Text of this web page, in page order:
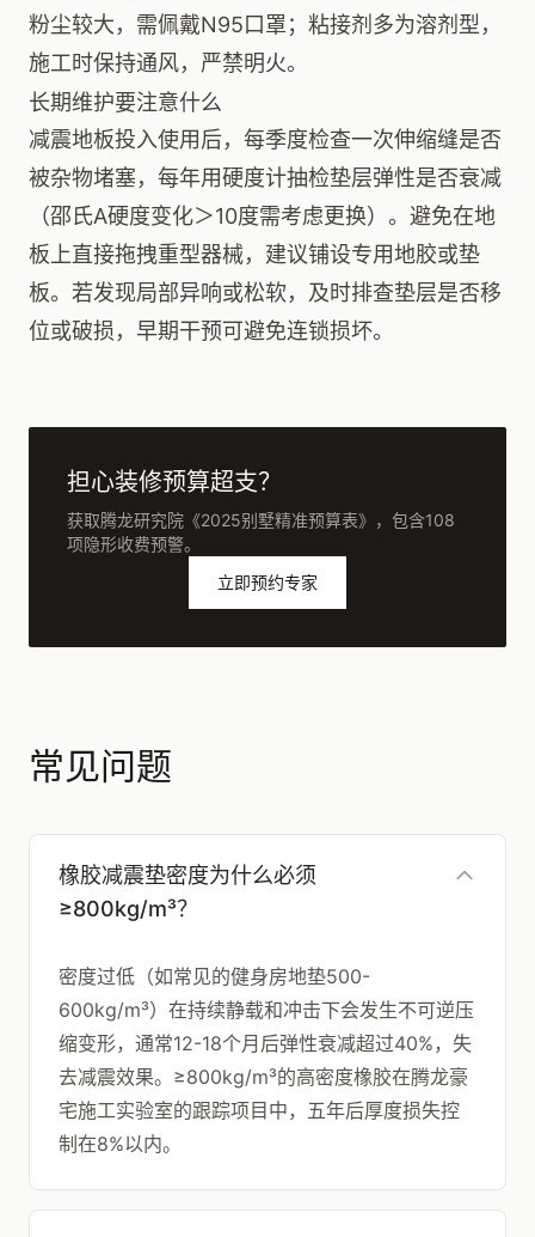
粉尘较大，需佩戴N95口罩；粘接剂多为溶剂型，
施工时保持通风，严禁明火。
长期维护要注意什么
减震地板投入使用后，每季度检查一次伸缩缝是否
被杂物堵塞，每年用硬度计抽检垫层弹性是否衰减
（邵氏A硬度变化＞10度需考虑更换）。避免在地
板上直接拖拽重型器械，建议铺设专用地胶或垫
板。若发现局部异响或松软，及时排查垫层是否移
位或破损，早期干预可避免连锁损坏。
担心装修预算超支？
获取腾龙研究院《2025别墅精准预算表》，包含108
项隐形收费预警。
立即预约专家
常见问题
橡胶减震垫密度为什么必须
≥800kg/m³？
密度过低（如常见的健身房地垫500-
600kg/m³）在持续静载和冲击下会发生不可逆压
缩变形，通常12-18个月后弹性衰减超过40%，失
去减震效果。≥800kg/m³的高密度橡胶在腾龙豪
宅施工实验室的跟踪项目中，五年后厚度损失控
制在8%以内。